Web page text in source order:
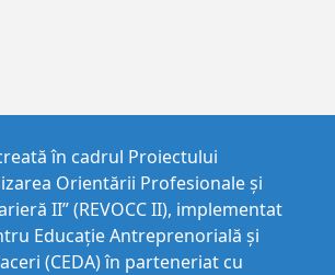
în cadrul Proiectului
Orientării Profesionale și
II” (REVOCC II), implementat
Educaţie Antreprenorială şi
(CEDA) în parteneriat cu